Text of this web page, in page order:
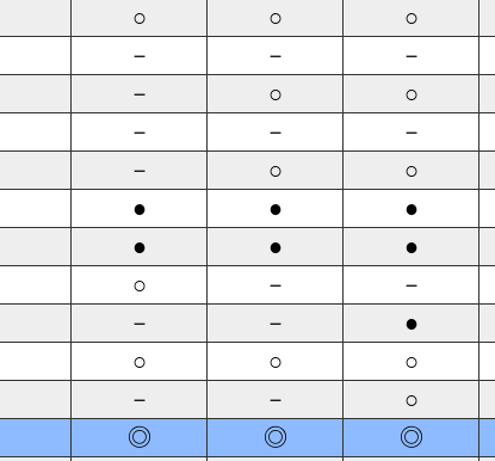
○ ○ ○
－ － －
－ ○ ○
－ － －
－ ○ ○
● ● ●
● ● ●
○ － －
－ － ●
○ ○ ○
－ － ○
◎ ◎ ◎